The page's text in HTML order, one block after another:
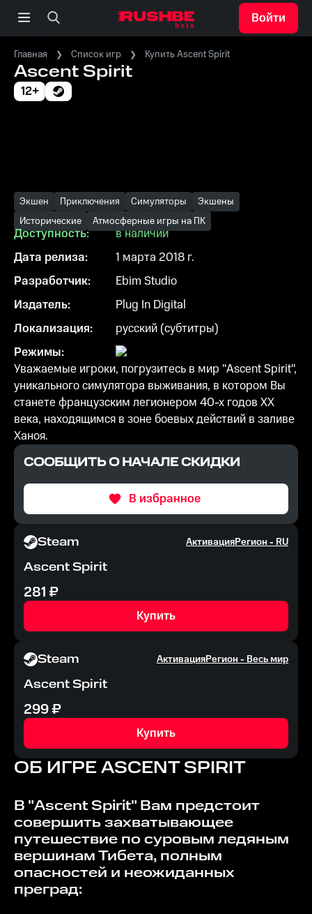
Войти
Главная Список игр Купить Ascent Spirit
Ascent Spirit
12+
Экшен Приключения Симуляторы
Экшены
Исторические
Атмосферные игры на ПК
Доступность:
в наличии
Дата релиза:
1 марта 2018 г.
Разработчик:
Ebim Studio
Издатель:
Plug In Digital
Локализация:
русский (субтитры)
Режимы:
Уважаемые игроки, погрузитесь в мир "Ascent Spirit",
уникального симулятора выживания, в котором Вы
станете французским легионером 40-х годов XX
века, находящимся в зоне боевых действий в заливе
Ханоя.
СООБЩИТЬ О НАЧАЛЕ СКИДКИ
В избранное
Steam АктивацияРегион -RU
Ascent Spirit
281₽
Купить
Steam АктивацияРегион -Весь мир
Ascent Spirit
299₽
Купить
ОБ ИГРЕASCENT SPIRIT
В "Ascent Spirit" Вам предстоит
совершить захватывающее
путешествие по суровым ледяным
вершинам Тибета, полным
опасностей и неожиданных
преград: